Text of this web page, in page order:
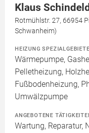
Klaus
Rotmühlstr. 27, 66954
Schwanheim)
HEIZUNG SPEZIALGEBIETE
Wärmepumpe,
Pelletheizung,
Fußbodenheizung,
Umwälzpumpe
ANGEBOTENE
Wartung, Reparatur,